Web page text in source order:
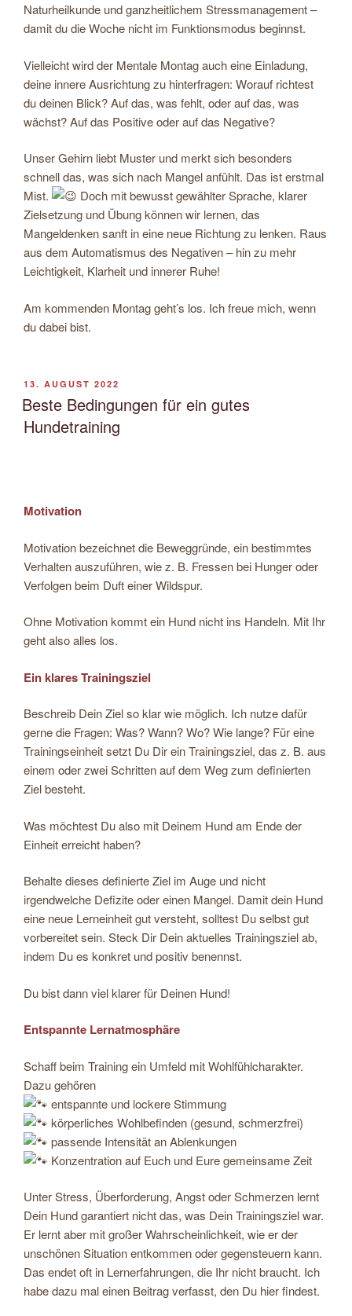
Naturheilkunde und ganzheitlichem Stressmanagement –
damit du die Woche nicht im Funktionsmodus beginnst.
Vielleicht wird der Mentale Montag auch eine Einladung,
deine innere Ausrichtung zu hinterfragen: Worauf richtest
du deinen Blick? Auf das, was fehlt, oder auf das, was
wächst? Auf das Positive oder auf das Negative?
Unser Gehirn liebt Muster und merkt sich besonders
schnell das, was sich nach Mangel anfühlt. Das ist erstmal
Mist.
Doch mit bewusst gewählter Sprache, klarer
Zielsetzung und Übung können wir lernen, das
Mangeldenken sanft in eine neue Richtung zu lenken. Raus
aus dem Automatismus des Negativen – hin zu mehr
Leichtigkeit, Klarheit und innerer Ruhe!
Am kommenden Montag geht’s los. Ich freue mich, wenn
du dabei bist.
VERÖFFENTLICHT
AM
13. AUGUST 2022
Beste Bedingungen für ein gutes
Hundetraining
Motivation
Motivation bezeichnet die Beweggründe, ein bestimmtes
Verhalten auszuführen, wie z. B. Fressen bei Hunger oder
Verfolgen beim Duft einer Wildspur.
Ohne Motivation kommt ein Hund nicht ins Handeln. Mit Ihr
geht also alles los.
Ein klares Trainingsziel
Beschreib Dein Ziel so klar wie möglich. Ich nutze dafür
gerne die Fragen: Was? Wann? Wo? Wie lange? Für eine
Trainingseinheit setzt Du Dir ein Trainingsziel, das z. B. aus
einem oder zwei Schritten auf dem Weg zum definierten
Ziel besteht.
Was möchtest Du also mit Deinem Hund am Ende der
Einheit erreicht haben?
Behalte dieses definierte Ziel im Auge und nicht
irgendwelche Defizite oder einen Mangel. Damit dein Hund
eine neue Lerneinheit gut versteht, solltest Du selbst gut
vorbereitet sein. Steck Dir Dein aktuelles Trainingsziel ab,
indem Du es konkret und positiv benennst.
Du bist dann viel klarer für Deinen Hund!
Entspannte Lernatmosphäre
Schaff beim Training ein Umfeld mit Wohlfühlcharakter.
Dazu gehören
entspannte und lockere Stimmung
körperliches Wohlbefinden (gesund, schmerzfrei)
passende Intensität an Ablenkungen
Konzentration auf Euch und Eure gemeinsame Zeit
Unter Stress, Überforderung, Angst oder Schmerzen lernt
Dein Hund garantiert nicht das, was Dein Trainingsziel war.
Er lernt aber mit großer Wahrscheinlichkeit, wie er der
unschönen Situation entkommen oder gegensteuern kann.
Das endet oft in Lernerfahrungen, die Ihr nicht braucht. Ich
habe dazu mal einen Beitrag verfasst, den Du hier findest.